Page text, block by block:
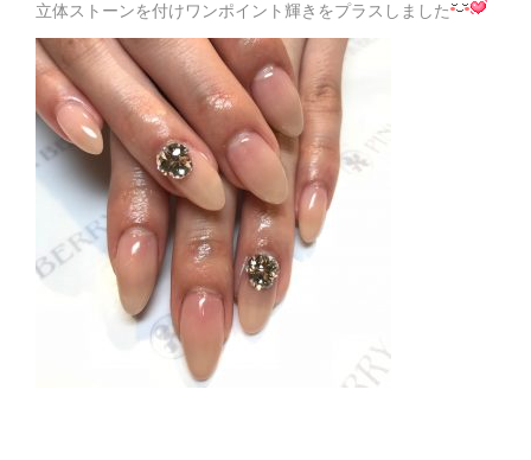
立体ストーンを付けワンポイント輝きをプラスしました